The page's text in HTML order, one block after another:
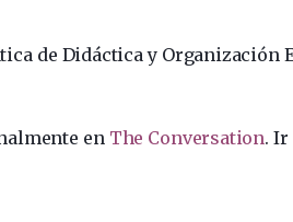
de Didáctica y Organización
en The Conversation. Ir